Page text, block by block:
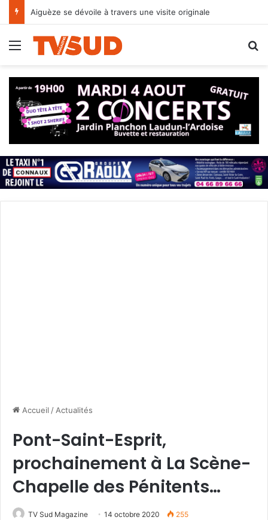
Aiguèze se dévoile à travers une visite originale
Menu
Accueil / Actualités
Pont-Saint-Esprit,
prochainement à La Scène-
Chapelle des Pénitents…
TV Sud Magazine 14 octobre 2020 255